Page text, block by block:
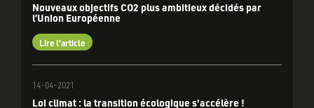
Nouveaux objectifs CO2 plus ambitieux décidés par
l’Union Européenne
Lire l'article
14-04-2021
Loi climat : la transition écologique s'accélère !